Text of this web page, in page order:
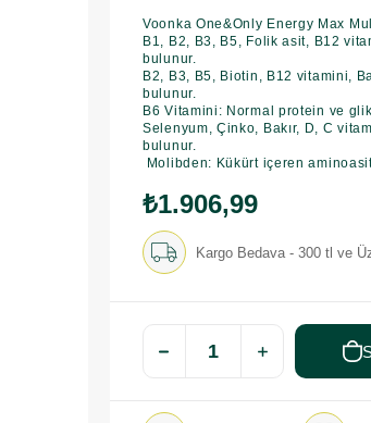
Voonka One&Only Energy Max
B1, B2, B3, B5, Folik asit, B12
bulunur.
B2, B3, B5, Biotin, B12 vitamini,
bulunur.
B6 Vitamini: Normal protein ve
Selenyum, Çinko, Bakır, D, C
bulunur.
Molibden: Kükürt içeren
₺1.906,99
Kargo Bedava - 300 tl ve